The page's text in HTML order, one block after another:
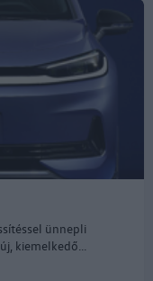
ünnepli
kiemelkedő...